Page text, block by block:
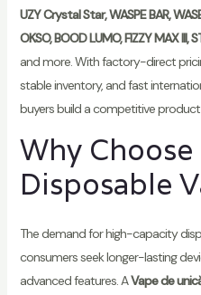
UZY Crystal Star, WASPE BAR,
OKSO, BOOD LUMO, FIZZY MAX III,
and more. With factory-direct
stable inventory, and fast
buyers build a competitive
Why
Disposable
The demand for high-capacity
consumers seek longer-lasting
advanced features. AVape de